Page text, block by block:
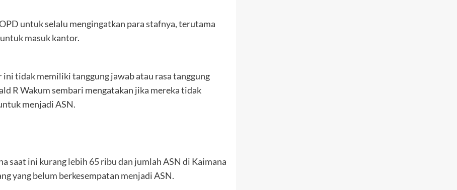
untuk selalu mengingatkan para stafnya, terutama
masuk kantor.
tidak memiliki tanggung jawab atau rasa tanggung
R Wakum sembari mengatakan jika mereka tidak
menjadi ASN.
saat ini kurang lebih 65 ribu dan jumlah ASN di Kaimana
yang belum berkesempatan menjadi ASN.